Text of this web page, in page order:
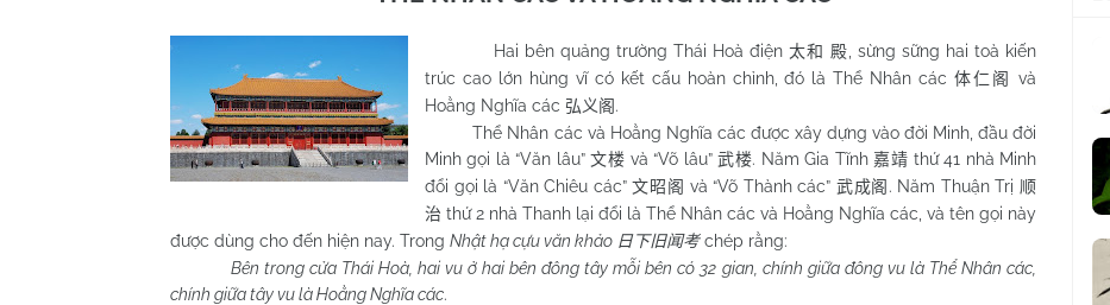
Hai bên quảng trường Thái Hoà điện 太和 殿 , sừng sững hai toà kiến
trúc cao lớn hùng vĩ có kết cấu hoàn chỉnh, đó là Thể Nhân các体仁阁
và
Hoằng Nghĩa các 弘义阁 .
Thể Nhân các và Hoằng Nghĩa các được xây dựng vào đời Minh, đầu đời
Minh gọi là “Văn lâu”文楼 và “Võ lâu”武楼. Năm Gia Tĩnh 嘉靖 thứ 41 nhà Minh
đổi gọi là “Văn Chiêu các”文昭阁 và “Võ Thành các”武成阁 . Năm Thuận Trị 顺
治 thứ 2 nhà Thanh lại đổi là Thể Nhân các và Hoằng Nghĩa các, và tên gọi này
được dùng cho đến hiện nay. Trong Nhật hạ cựu văn khảo 日下旧闻考chép rằng:
Bên trong cửa Thái Hoà, hai vu ở hai bên đông tây mỗi bên có 32 gian, chính giữa đông vu là Thể Nhân các,
chính giữa tây vu là Hoằng Nghĩa các.